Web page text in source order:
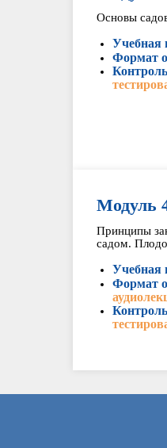
Основы
Учебная
Формат
Модуль
Принципы
садом.
Учебная
Формат